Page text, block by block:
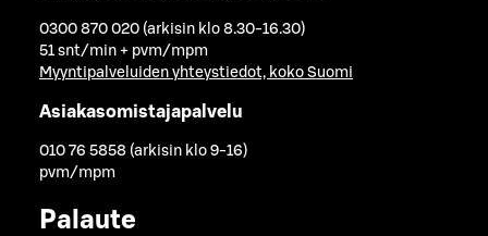
0300 870 020 (arkisin klo 8.30-16.30)
51 snt/min + pvm/mpm
Myyntipalveluiden yhteystiedot, koko Suomi
Asiakasomistajapalvelu
010 76 5858 (arkisin klo 9-16)
pvm/mpm
Palaute